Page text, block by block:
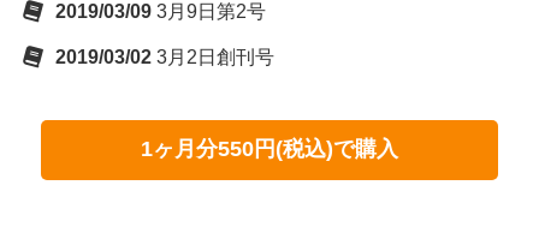
2019/03/09 3月9日第2号
2019/03/02 3月2日創刊号
1ヶ月分550円(税込)で購入